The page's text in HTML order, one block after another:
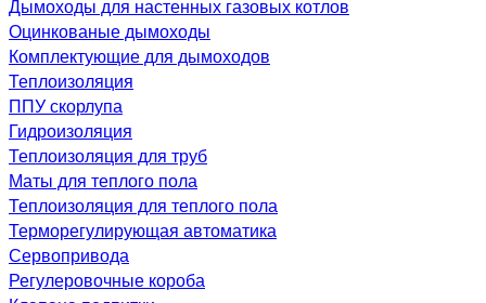
Дымоходы для настенных газовых котлов
Оцинкованые дымоходы
Комплектующие для дымоходов
Теплоизоляция
ППУ скорлупа
Гидроизоляция
Теплоизоляция для труб
Маты для теплого пола
Теплоизоляция для теплого пола
Терморегулирующая автоматика
Сервопривода
Регулеровочные короба